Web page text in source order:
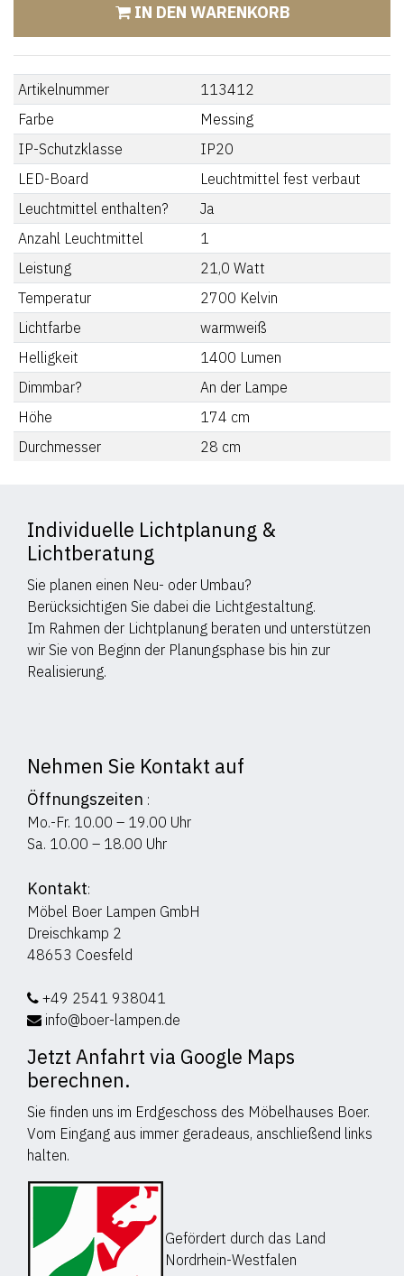
IN DEN WARENKORB
Artikelnummer
113412
Farbe
Messing
IP-Schutzklasse
IP20
LED-Board
Leuchtmittel fest verbaut
Leuchtmittel enthalten?
Ja
Anzahl Leuchtmittel
1
Leistung
21,0 Watt
Temperatur
2700 Kelvin
Lichtfarbe
warmweiß
Helligkeit
1400 Lumen
Dimmbar?
An der Lampe
Höhe
174 cm
Durchmesser
28 cm
Individuelle Lichtplanung &
Lichtberatung
Sie planen einen Neu- oder Umbau?
Berücksichtigen Sie dabei die Lichtgestaltung.
Im Rahmen der Lichtplanung beraten und unterstützen
wir Sie von Beginn der Planungsphase bis hin zur
Realisierung.
Nehmen Sie Kontakt auf
Öffnungszeiten :
Mo.-Fr. 10.00 – 19.00 Uhr
Sa. 10.00 – 18.00 Uhr
Kontakt:
Möbel Boer Lampen GmbH
Dreischkamp 2
48653 Coesfeld
+49 2541 938041
info@boer-lampen.de
Jetzt Anfahrt via Google Maps
berechnen.
Sie finden uns im Erdgeschoss des Möbelhauses Boer.
Vom Eingang aus immer geradeaus, anschließend links
halten.
Gefördert durch das Land
Nordrhein-Westfalen